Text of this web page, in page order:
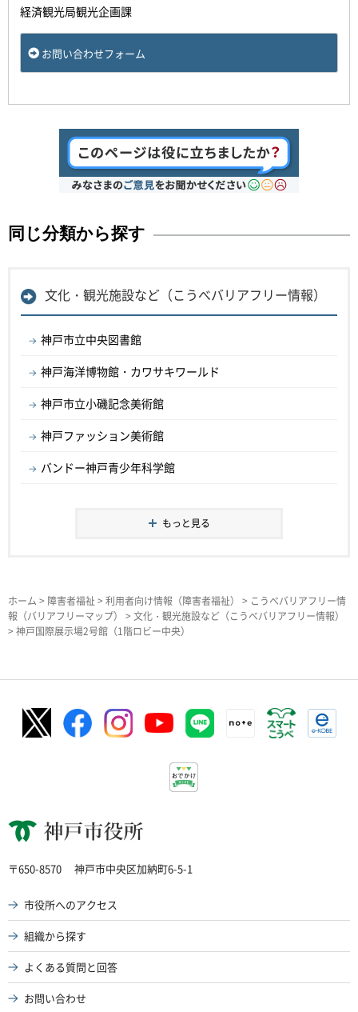
経済観光局観光企画課
お問い合わせフォーム
同じ分類から探す
文化・観光施設など（こうべバリアフリー情報）
神戸市立中央図書館
神戸海洋博物館・カワサキワールド
神戸市立小磯記念美術館
神戸ファッション美術館
バンドー神戸青少年科学館
もっと見る
ホーム > 障害者福祉 > 利用者向け情報（障害者福祉） > こうべバリアフリー情
報（バリアフリーマップ）
> 文化・観光施設など（こうべバリアフリー情報）
> 神戸国際展示場2号館（1階ロビー中央）
神戸市役所
〒650-8570 神戸市中央区加納町6-5-1
市役所へのアクセス
組織から探す
よくある質問と回答
お問い合わせ